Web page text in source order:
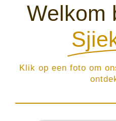
Welkom
Klik op een foto om